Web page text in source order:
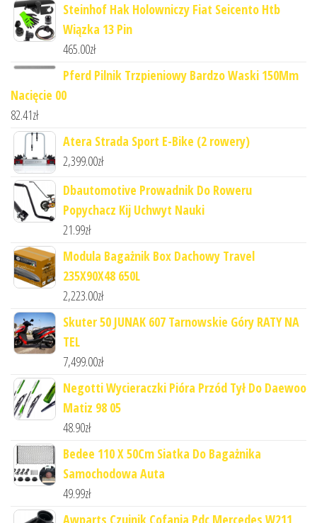
Steinhof Hak Holowniczy Fiat Seicento Htb
Wiązka 13 Pin
465.00zł
Pferd Pilnik Trzpieniowy Bardzo Waski 150Mm
Nacięcie 00
82.41zł
Atera Strada Sport E-Bike (2 rowery)
2,399.00zł
Dbautomotive Prowadnik Do Roweru
Popychacz Kij Uchwyt Nauki
21.99zł
Modula Bagażnik Box Dachowy Travel
235X90X48 650L
2,223.00zł
Skuter 50 JUNAK 607 Tarnowskie Góry RATY NA
TEL
7,499.00zł
Negotti Wycieraczki Pióra Przód Tył Do Daewoo
Matiz 98 05
48.90zł
Bedee 110 X 50Cm Siatka Do Bagażnika
Samochodowa Auta
49.99zł